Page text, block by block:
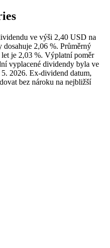
ve výši 2,40 USD na
2,06 %. Průměrný
je 2,03 %. Výplatní poměr
vyplacené dividendy byla ve
2026. Ex-dividend datum,
bez nároku na nejbližší